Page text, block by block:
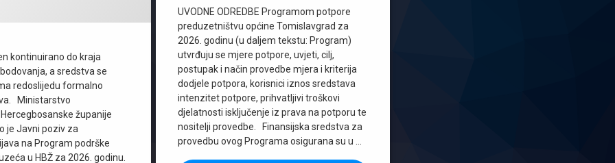
kontinuirano do kraja
a sredstva se
redoslijedu formalno
Ministarstvo
županije
je Javni poziv za
na Program podrške
u HBŽ za 2026. godinu.
UVODNE ODREDBE Programom potpore
preduzetništvu općine Tomislavgrad za
2026. godinu (u daljem tekstu: Program)
utvrđuju se mjere potpore, uvjeti, cilj,
postupak i način provedbe mjera i kriterija
dodjele potpora, korisnici iznos sredstava
intenzitet potpore, prihvatljivi troškovi
djelatnosti isključenje iz prava na potporu te
nositelji provedbe. Finansijska sredstva za
provedbu ovog Programa osigurana su u …